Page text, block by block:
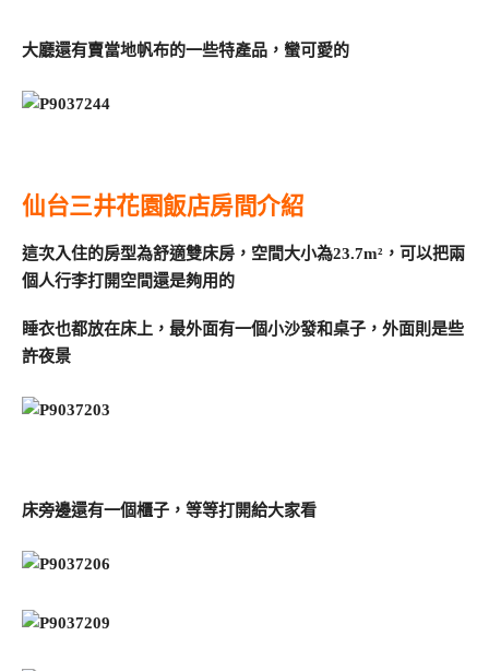
大廳還有賣當地帆布的一些特產品，蠻可愛的
仙台三井花園飯店房間介紹
這次入住的房型為舒適雙床房，空間大小為23.7m²，可以把兩
個人行李打開空間還是夠用的
睡衣也都放在床上，最外面有一個小沙發和桌子，外面則是些
許夜景
床旁邊還有一個櫃子，等等打開給大家看